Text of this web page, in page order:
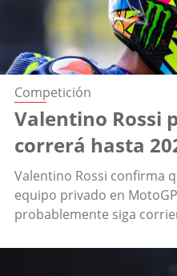
Competición
Valentino Rossi
correrá hasta
Valentino Rossi confirma
equipo privado en
probablemente siga